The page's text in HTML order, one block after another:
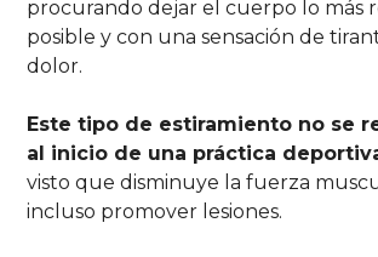
procurando dejar el cuerpo lo más
posible y con una sensación de
dolor.
Este tipo de estiramiento no se
al inicio de una práctica
visto que disminuye la fuerza
incluso promover lesiones.